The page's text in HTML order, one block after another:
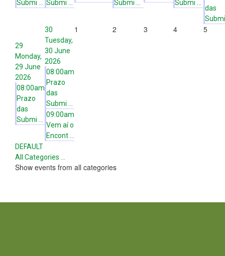
Submi ... Submi ... Submi ... Submi ...
das
29
Monday,
29 June
2026
08:00am
Prazo
das
Submi ...
30
Tuesday,
30 June
2026
08:00am
Prazo
das
Submi ...
09:00am
Vem aí o
Encont ...
1 2 3 4 5
DEFAULT
All Categories ...
Show events from all categories